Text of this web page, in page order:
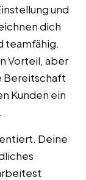
und
dich
teamfähig.
Vorteil, aber
Bereitschaft
Kunden ein
Deine